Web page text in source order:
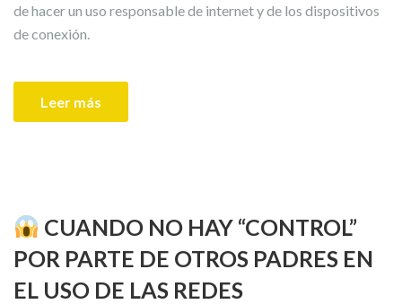
de hacer un uso responsable de internet y de los dispositivos
de conexión.
Leer más
CUANDO NO HAY “CONTROL”
POR PARTE DE OTROS PADRES EN
EL USO DE LAS REDES